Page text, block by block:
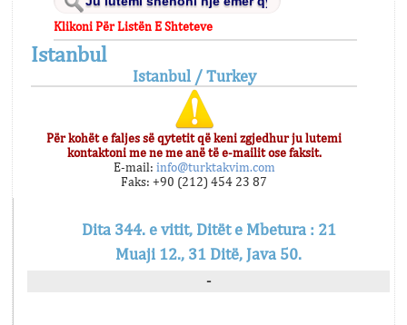
Klikoni Për Listën E Shteteve
Istanbul
Istanbul / Turkey
Për kohët e faljes së qytetit që keni zgjedhur ju lutemi
kontaktoni me ne me anë të e-mailit ose faksit.
E-mail: info@turktakvim.com
Faks: +90 (212) 454 23 87
Dita 344. e vitit, Ditët e Mbetura : 21
Muaji 12., 31 Ditë, Java 50.
-